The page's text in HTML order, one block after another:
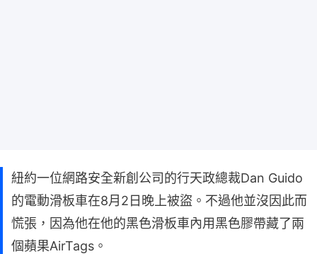
紐約一位網路安全新創公司的行天政總裁Dan Guido
的電動滑板車在8月2日晚上被盜。不過他並沒因此而
慌張，因為他在他的黑色滑板車內用黑色膠帶藏了兩
個蘋果AirTags。